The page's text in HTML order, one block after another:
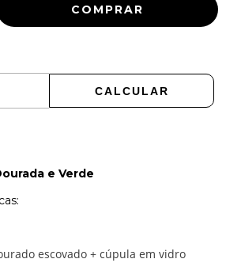
CALCULAR
e Verde
escovado + cúpula em vidro